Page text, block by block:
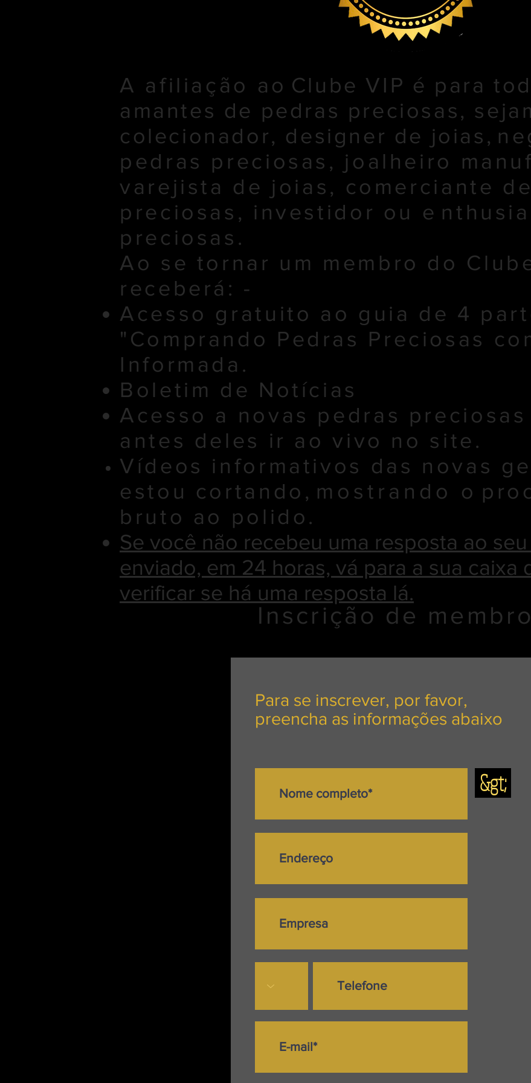
A afiliação ao Clube VIP é para
amantes de pedras preciosas,
colecionador, designer de joias,
pedras preciosas, joalheiro
varejista de joias, comerciante
preciosas, investidor ou e
preciosas.
Ao se tornar um membro do
receberá: -
Acesso gratuito ao guia de 4
"Comprando Pedras Preciosas
Informada.
Boletim de Notícias
Acesso a novas pedras
antes deles ir ao vivo no site.
Vídeos informativos das novas
estou cortando, mostrando o
bruto ao polido.
Se você não recebeu uma resposta ao
enviado, em 24 horas, vá para a sua caixa
verificar se há uma resposta lá.
Inscrição de membro
Para se inscrever, por favor,
preencha as informações abaixo
&gt;